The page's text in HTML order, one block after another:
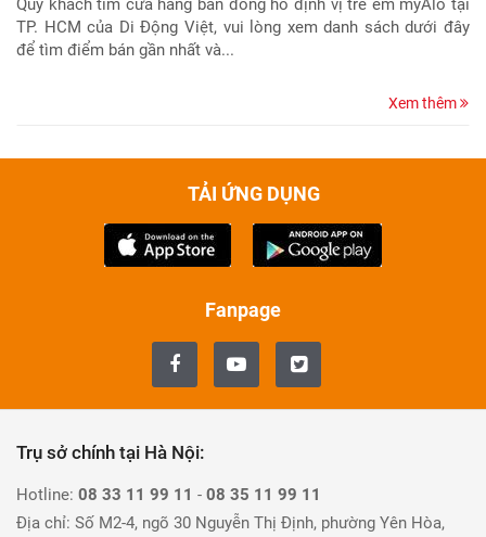
Quý khách tìm cửa hàng bán đồng hồ định vị trẻ em myAlo tại
TP. HCM của Di Động Việt, vui lòng xem danh sách dưới đây
để tìm điểm bán gần nhất và...
Xem thêm
TẢI ỨNG DỤNG
Fanpage
Trụ sở chính tại Hà Nội:
Hotline: 08 33 11 99 11 - 08 35 11 99 11
Địa chỉ: Số M2-4, ngõ 30 Nguyễn Thị Định, phường Yên Hòa,